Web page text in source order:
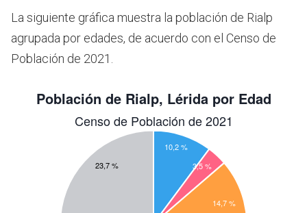
La siguiente gráfica muestra la población de Rialp
agrupada por edades, de acuerdo con el Censo de
Población de 2021.